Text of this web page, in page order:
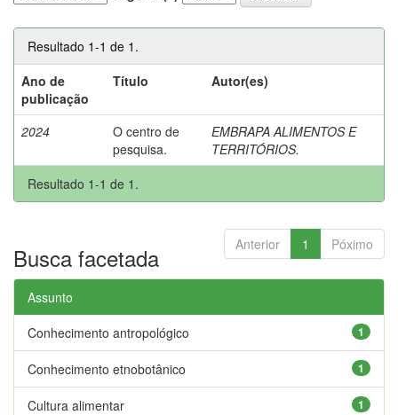
Resultado 1-1 de 1.
Ano de
publicação
Título Autor(es)
2024
O centro de
pesquisa.
EMBRAPA ALIMENTOS E
TERRITÓRIOS.
Resultado 1-1 de 1.
Anterior 1 Póximo
Busca facetada
Assunto
1
Conhecimento antropológico
1
Conhecimento etnobotânico
1
Cultura alimentar